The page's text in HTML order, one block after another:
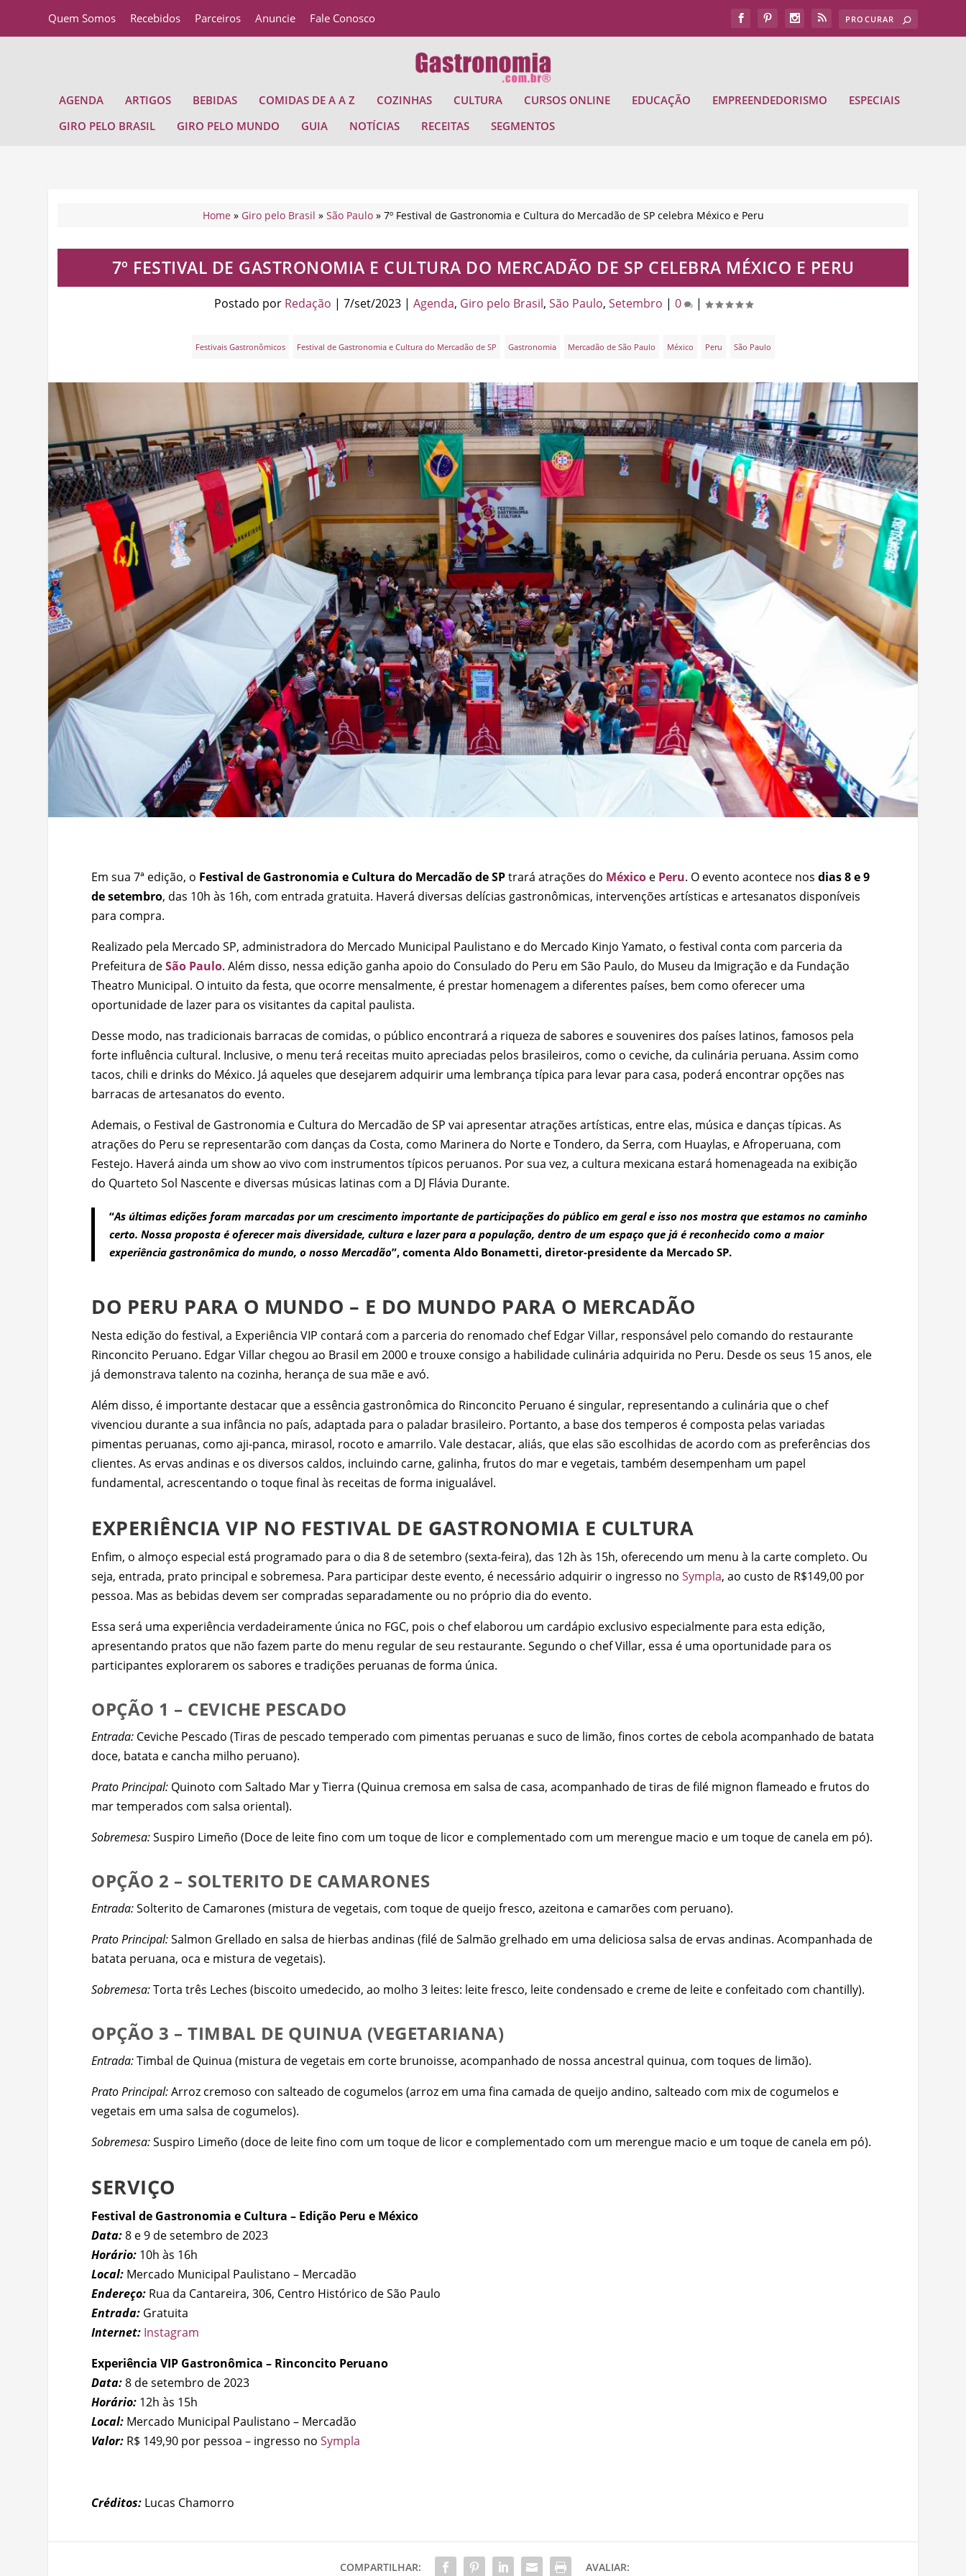
Quem Somos Recebidos Parceiros Anuncie Fale Conosco
AGENDA ARTIGOS BEBIDAS COMIDAS DE A A Z COZINHAS CULTURA CURSOS ONLINE EDUCAÇÃO EMPREENDEDORISMO
ESPECIAIS
GIRO PELO BRASIL
GIRO PELO MUNDO GUIA NOTÍCIAS RECEITAS SEGMENTOS
Home» Giro pelo Brasil » São Paulo» 7º Festival de Gastronomia e Cultura do Mercadão de SP celebra México e Peru
7º FESTIVAL DE GASTRONOMIA E CULTURA DO MERCADÃO DE SP CELEBRA MÉXICO E PERU
Postado por Redação | 7/set/2023| Agenda, Giro pelo Brasil, São Paulo, Setembro | 0 |
Festivais Gastronômicos Festival de Gastronomia e Cultura do Mercadão de SP Gastronomia Mercadão de São Paulo México Peru São Paulo
Em sua 7ª edição, o Festival de Gastronomia e Cultura do Mercadão de SPtrará atrações do México e Peru. O evento acontece nosdias 8 e 9
de setembro, das 10h às 16h, com entrada gratuita. Haverá diversas delícias gastronômicas, intervenções artísticas e artesanatos disponíveis
para compra.
Realizado pela Mercado SP, administradora do Mercado Municipal Paulistano e do Mercado Kinjo Yamato, o festival conta com parceria da
Prefeitura deSão Paulo. Além disso, nessa edição ganha apoio do Consulado do Peru em São Paulo, do Museu da Imigração e da Fundação
Theatro Municipal. O intuito da festa, que ocorre mensalmente, é prestar homenagem a diferentes países, bem como oferecer uma
oportunidade de lazer para os visitantes da capital paulista.
Desse modo, nas tradicionais barracas de comidas, o público encontrará a riqueza de sabores e souvenires dos países latinos, famosos pela
forte influência cultural. Inclusive, o menu terá receitas muito apreciadas pelos brasileiros, como o ceviche, da culinária peruana. Assim como
tacos, chili e drinks do México. Já aqueles que desejarem adquirir uma lembrança típica para levar para casa, poderá encontrar opções nas
barracas de artesanatos do evento.
Ademais, o Festival de Gastronomia e Cultura do Mercadão de SP vai apresentar atrações artísticas, entre elas, música e danças típicas. As
atrações do Peru se representarão com danças da Costa, como Marinera do Norte e Tondero, da Serra, com Huaylas, e Afroperuana, com
Festejo. Haverá ainda um show ao vivo com instrumentos típicos peruanos. Por sua vez, a cultura mexicana estará homenageada na exibição
do Quarteto Sol Nascente e diversas músicas latinas com a DJ Flávia Durante.
“As últimas edições foram marcadas por um crescimento importante de participações do público em geral e isso nos mostra que estamos no caminho
certo. Nossa proposta é oferecer mais diversidade, cultura e lazer para a população, dentro de um espaço que já é reconhecido como a maior
experiência gastronômica do mundo, o nosso Mercadão”, comenta Aldo Bonametti, diretor-presidente da Mercado SP.
DO PERU PARA O MUNDO – E DO MUNDO PARA O MERCADÃO
Nesta edição do festival, a Experiência VIP contará com a parceria do renomado chef Edgar Villar, responsável pelo comando do restaurante
Rinconcito Peruano. Edgar Villar chegou ao Brasil em 2000 e trouxe consigo a habilidade culinária adquirida no Peru. Desde os seus 15 anos, ele
já demonstrava talento na cozinha, herança de sua mãe e avó.
Além disso, é importante destacar que a essência gastronômica do Rinconcito Peruano é singular, representando a culinária que o chef
vivenciou durante a sua infância no país, adaptada para o paladar brasileiro. Portanto, a base dos temperos é composta pelas variadas
pimentas peruanas, como aji-panca, mirasol, rocoto e amarrilo. Vale destacar, aliás, que elas são escolhidas de acordo com as preferências dos
clientes. As ervas andinas e os diversos caldos, incluindo carne, galinha, frutos do mar e vegetais, também desempenham um papel
fundamental, acrescentando o toque final às receitas de forma inigualável.
EXPERIÊNCIA VIP NO FESTIVAL DE GASTRONOMIA E CULTURA
Enfim, o almoço especial está programado para o dia 8 de setembro (sexta-feira), das 12h às 15h, oferecendo um menu à la carte completo. Ou
seja, entrada, prato principal e sobremesa. Para participar deste evento, é necessário adquirir o ingresso noSympla, ao custo de R$149,00 por
pessoa. Mas as bebidas devem ser compradas separadamente ou no próprio dia do evento.
Essa será uma experiência verdadeiramente única no FGC, pois o chef elaborou um cardápio exclusivo especialmente para esta edição,
apresentando pratos que não fazem parte do menu regular de seu restaurante. Segundo o chef Villar, essa é uma oportunidade para os
participantes explorarem os sabores e tradições peruanas de forma única.
OPÇÃO 1 – CEVICHE PESCADO
Entrada: Ceviche Pescado (Tiras de pescado temperado com pimentas peruanas e suco de limão, finos cortes de cebola acompanhado de batata
doce, batata e cancha milho peruano).
Prato Principal: Quinoto com Saltado Mar y Tierra (Quinua cremosa em salsa de casa, acompanhado de tiras de filé mignon flameado e frutos do
mar temperados com salsa oriental).
Sobremesa:Suspiro Limeño (Doce de leite fino com um toque de licor e complementado com um merengue macio e um toque de canela em pó).
OPÇÃO 2 – SOLTERITO DE CAMARONES
Entrada:Solterito de Camarones (mistura de vegetais, com toque de queijo fresco, azeitona e camarões com peruano).
Prato Principal:Salmon Grellado en salsa de hierbas andinas (filé de Salmão grelhado em uma deliciosa salsa de ervas andinas. Acompanhada de
batata peruana, oca e mistura de vegetais).
Sobremesa:Torta três Leches (biscoito umedecido, ao molho 3 leites: leite fresco, leite condensado e creme de leite e confeitado com chantilly).
OPÇÃO 3 – TIMBAL DE QUINUA (VEGETARIANA)
Entrada:Timbal de Quinua (mistura de vegetais em corte brunoisse, acompanhado de nossa ancestral quinua, com toques de limão).
Prato Principal:Arroz cremoso con salteado de cogumelos (arroz em uma fina camada de queijo andino, salteado com mix de cogumelos e
vegetais em uma salsa de cogumelos).
Sobremesa:Suspiro Limeño (doce de leite fino com um toque de licor e complementado com um merengue macio e um toque de canela em pó).
SERVIÇO
Festival de Gastronomia e Cultura – Edição Peru e México
Data:8 e 9 de setembro de 2023
Horário: 10h às 16h
Local: Mercado Municipal Paulistano – Mercadão
Endereço: Rua da Cantareira, 306, Centro Histórico de São Paulo
Entrada: Gratuita
Internet: Instagram
Experiência VIP Gastronômica – Rinconcito Peruano
Data:8 de setembro de 2023
Horário: 12h às 15h
Local: Mercado Municipal Paulistano – Mercadão
Valor: R$ 149,90 por pessoa – ingresso noSympla
Créditos: Lucas Chamorro
COMPARTILHAR: AVALIAR: